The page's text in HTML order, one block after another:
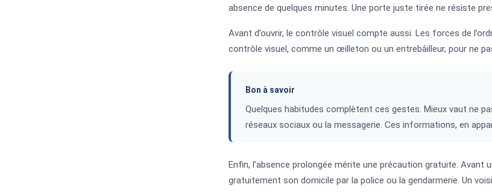
absence de quelques minutes. Une porte juste tirée ne résiste
Avant d’ouvrir, le contrôle visuel compte aussi. Les forces de
contrôle visuel, comme un œilleton ou un entrebâilleur, pour ne
Bon à savoir
Quelques habitudes complètent ces gestes. Mieux vaut ne
réseaux sociaux ou la messagerie. Ces informations, en
Enfin, l’absence prolongée mérite une précaution gratuite. Avant
gratuitement son domicile par la police ou la gendarmerie. Un